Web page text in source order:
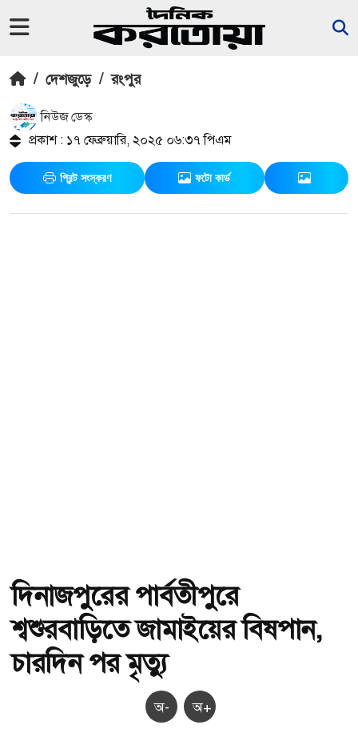
/ দেশজুড়ে / রংপুর
নিউজ ডেস্ক
প্রকাশ : ১৭ ফেব্রুয়ারি, ২০২৫ ০৬:৩৭ পিএম
প্রিন্ট সংস্করণ ফটো কার্ড
দিনাজপুরের পার্বতীপুরে
শ্বশুরবাড়িতে জামাইয়ের বিষপান,
চারদিন পর মৃত্যু
অ- অ+